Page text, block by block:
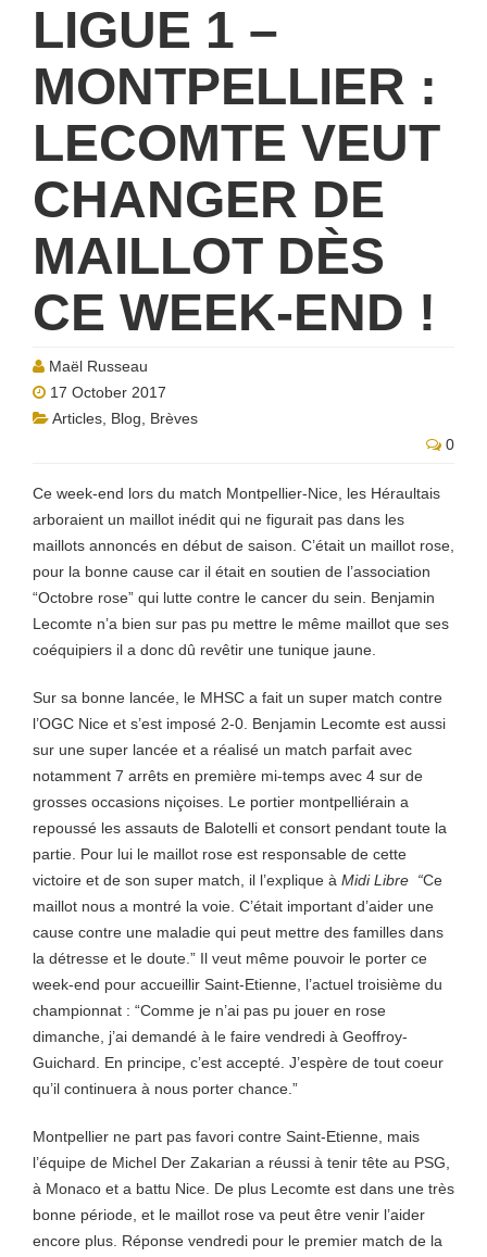
LIGUE 1 –
MONTPELLIER :
LECOMTE VEUT
CHANGER DE
MAILLOT DÈS
CE WEEK-END !
Maël Russeau
17 October 2017
Articles Blog
Brèves
0
Ce week-end lors du match Montpellier-Nice, les Héraultais
arboraient un maillot inédit qui ne figurait pas dans les
maillots annoncés en début de saison. C’était un maillot rose,
pour la bonne cause car il était en soutien de l’association
“Octobre rose” qui lutte contre le cancer du sein. Benjamin
Lecomte n’a bien sur pas pu mettre le même maillot que ses
coéquipiers il a donc dû revêtir une tunique jaune.
Sur sa bonne lancée, le MHSC a fait un super match contre
l’OGC Nice et s’est imposé 2-0. Benjamin Lecomte est aussi
sur une super lancée et a réalisé un match parfait avec
notamment 7 arrêts en première mi-temps avec 4 sur de
grosses occasions niçoises. Le portier montpelliérain a
repoussé les assauts de Balotelli et consort pendant toute la
partie. Pour lui le maillot rose est responsable de cette
victoire et de son super match, il l’explique à Midi Libre “Ce
maillot nous a montré la voie. C’était important d’aider une
cause contre une maladie qui peut mettre des familles dans
la détresse et le doute.” Il veut même pouvoir le porter ce
week-end pour accueillir Saint-Etienne, l’actuel troisième du
championnat : “Comme je n’ai pas pu jouer en rose
dimanche, j’ai demandé à le faire vendredi à Geoffroy-
Guichard. En principe, c’est accepté. J’espère de tout coeur
qu’il continuera à nous porter chance.”
Montpellier ne part pas favori contre Saint-Etienne, mais
l’équipe de Michel Der Zakarian a réussi à tenir tête au PSG,
à Monaco et a battu Nice. De plus Lecomte est dans une très
bonne période, et le maillot rose va peut être venir l’aider
encore plus. Réponse vendredi pour le premier match de la